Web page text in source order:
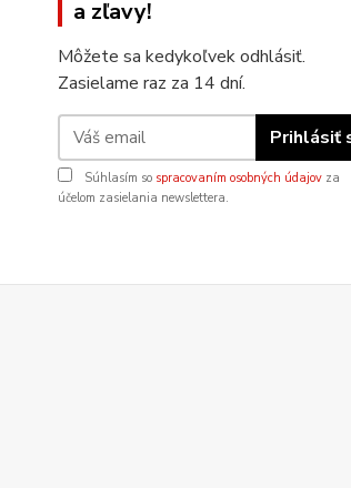
a zľavy!
Môžete sa kedykoľvek odhlásiť.
Zasielame raz za 14 dní.
Prihlásiť
Súhlasím so spracovaním osobných údajov za
účelom zasielania newslettera.